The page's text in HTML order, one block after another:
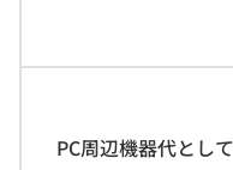
PC周辺機器代として